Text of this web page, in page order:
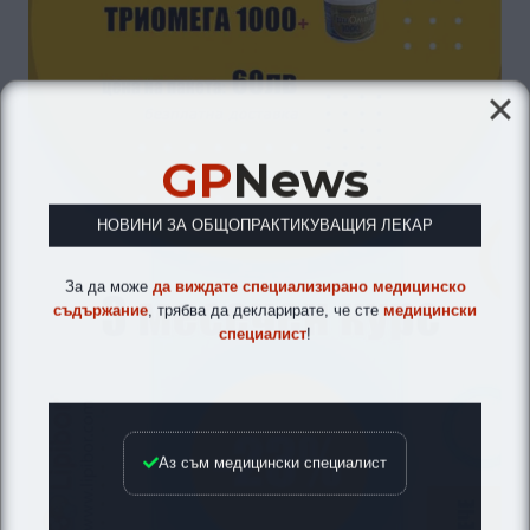
GPNews
НОВИНИ ЗА ОБЩОПРАКТИКУВАЩИЯ ЛЕКАР
За да може да виждате специализирано медицинско
съдържание , трябва да декларирате, че сте медицински
специалист!
Аз съм медицински специалист